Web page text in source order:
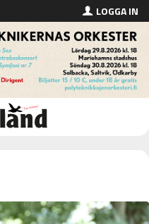
LOGGA IN